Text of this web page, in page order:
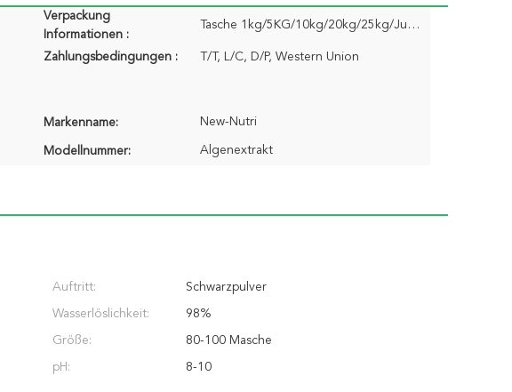
Verpackung
Informationen :
Tasche 1kg/5KG/10kg/20kg/25kg/Jumbo
Zahlungsbedingungen :
T/T, L/C, D/P, Western Union
Markenname: New-Nutri
Modellnummer: Algenextrakt
Auftritt: Schwarzpulver
Wasserlöslichkeit: 98%
Größe: 80-100 Masche
pH: 8-10